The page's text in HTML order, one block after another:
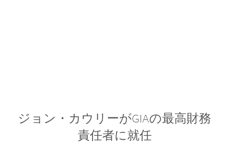
ジョン・カウリーがGIAの最高財務
責任者に就任